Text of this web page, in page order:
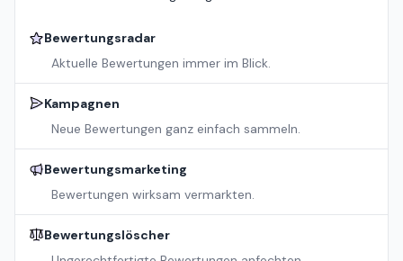
Bewertungsradar
Aktuelle Bewertungen immer im Blick.
Kampagnen
Neue Bewertungen ganz einfach sammeln.
Bewertungsmarketing
Bewertungen wirksam vermarkten.
Bewertungslöscher